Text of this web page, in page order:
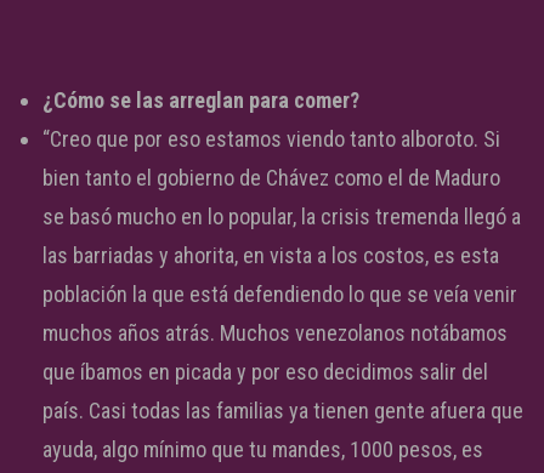
¿Cómo se las arreglan para comer?
“Creo que por eso estamos viendo tanto alboroto. Si
bien tanto el gobierno de Chávez como el de Maduro
se basó mucho en lo popular, la crisis tremenda llegó a
las barriadas y ahorita, en vista a los costos, es esta
población la que está defendiendo lo que se veía venir
muchos años atrás. Muchos venezolanos notábamos
que íbamos en picada y por eso decidimos salir del
país. Casi todas las familias ya tienen gente afuera que
ayuda, algo mínimo que tu mandes, 1000 pesos, es